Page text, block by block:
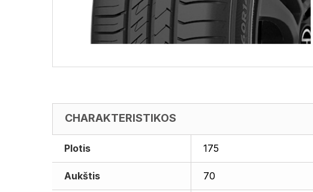
CHARAKTERISTIKOS
Plotis 175
Aukštis 70